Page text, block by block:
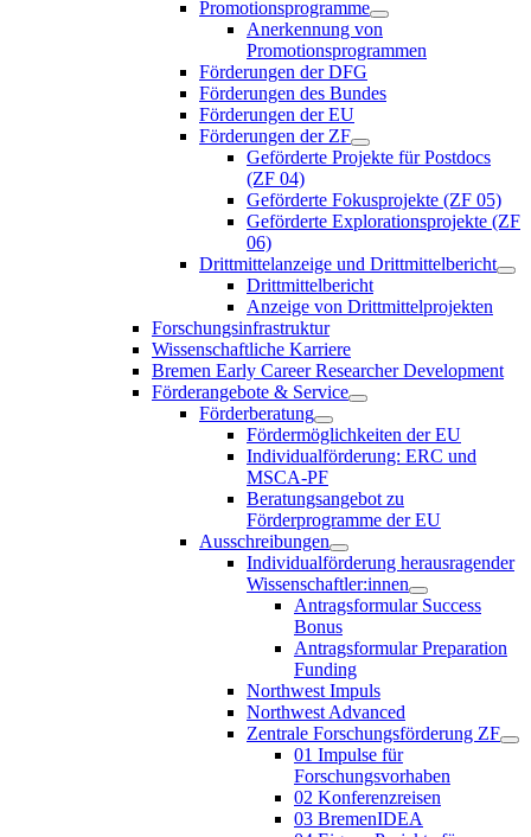
Promotionsprogramme
Anerkennung von
Promotionsprogrammen
Förderungen der DFG
Förderungen des Bundes
Förderungen der EU
Förderungen der ZF
Geförderte Projekte für Postdocs
(ZF 04)
Geförderte Fokusprojekte (ZF 05)
Geförderte Explorationsprojekte (ZF
06)
Drittmittelanzeige und Drittmittelbericht
Drittmittelbericht
Anzeige von Drittmittelprojekten
Forschungsinfrastruktur
Wissenschaftliche Karriere
Bremen Early Career Researcher Development
Förderangebote & Service
Förderberatung
Fördermöglichkeiten der EU
Individualförderung: ERC und
MSCA-PF
Beratungsangebot zu
Förderprogramme der EU
Ausschreibungen
Individualförderung herausragender
Wissenschaftler:innen
Antragsformular Success
Bonus
Antragsformular Preparation
Funding
Northwest Impuls
Northwest Advanced
Zentrale Forschungsförderung ZF
01 Impulse für
Forschungsvorhaben
02 Konferenzreisen
03 BremenIDEA